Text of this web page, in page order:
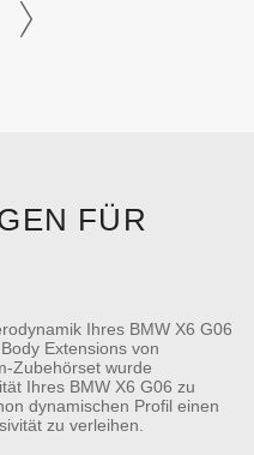
FÜR
Ihres BMW X6 G06
Extensions von
Zubehörset wurde
Ihres BMW X6 G06 zu
dynamischen Profil einen
zu verleihen.